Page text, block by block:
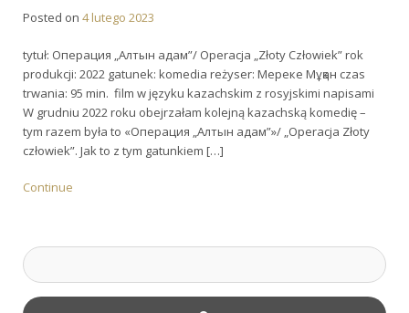
Posted on 4 lutego 2023
tytuł: Операция „Алтын адам”/ Operacja „Złoty Człowiek” rok
produkcji: 2022 gatunek: komedia reżyser: Мереке Мұқан czas
trwania: 95 min. film w języku kazachskim z rosyjskimi napisami
W grudniu 2022 roku obejrzałam kolejną kazachską komedię –
tym razem była to «Операция „Алтын адам”»/ „Operacja Złoty
człowiek”. Jak to z tym gatunkiem […]
Continue